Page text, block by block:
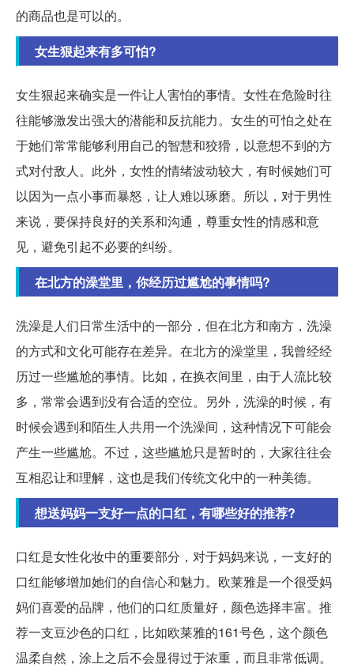
的商品也是可以的。
女生狠起来有多可怕?
女生狠起来确实是一件让人害怕的事情。女性在危险时往
往能够激发出强大的潜能和反抗能力。女生的可怕之处在
于她们常常能够利用自己的智慧和狡猾，以意想不到的方
式对付敌人。此外，女性的情绪波动较大，有时候她们可
以因为一点小事而暴怒，让人难以琢磨。所以，对于男性
来说，要保持良好的关系和沟通，尊重女性的情感和意
见，避免引起不必要的纠纷。
在北方的澡堂里，你经历过尴尬的事情吗?
洗澡是人们日常生活中的一部分，但在北方和南方，洗澡
的方式和文化可能存在差异。在北方的澡堂里，我曾经经
历过一些尴尬的事情。比如，在换衣间里，由于人流比较
多，常常会遇到没有合适的空位。另外，洗澡的时候，有
时候会遇到和陌生人共用一个洗澡间，这种情况下可能会
产生一些尴尬。不过，这些尴尬只是暂时的，大家往往会
互相忍让和理解，这也是我们传统文化中的一种美德。
想送妈妈一支好一点的口红，有哪些好的推荐?
口红是女性化妆中的重要部分，对于妈妈来说，一支好的
口红能够增加她们的自信心和魅力。欧莱雅是一个很受妈
妈们喜爱的品牌，他们的口红质量好，颜色选择丰富。推
荐一支豆沙色的口红，比如欧莱雅的161号色，这个颜色
温柔自然，涂上之后不会显得过于浓重，而且非常低调。